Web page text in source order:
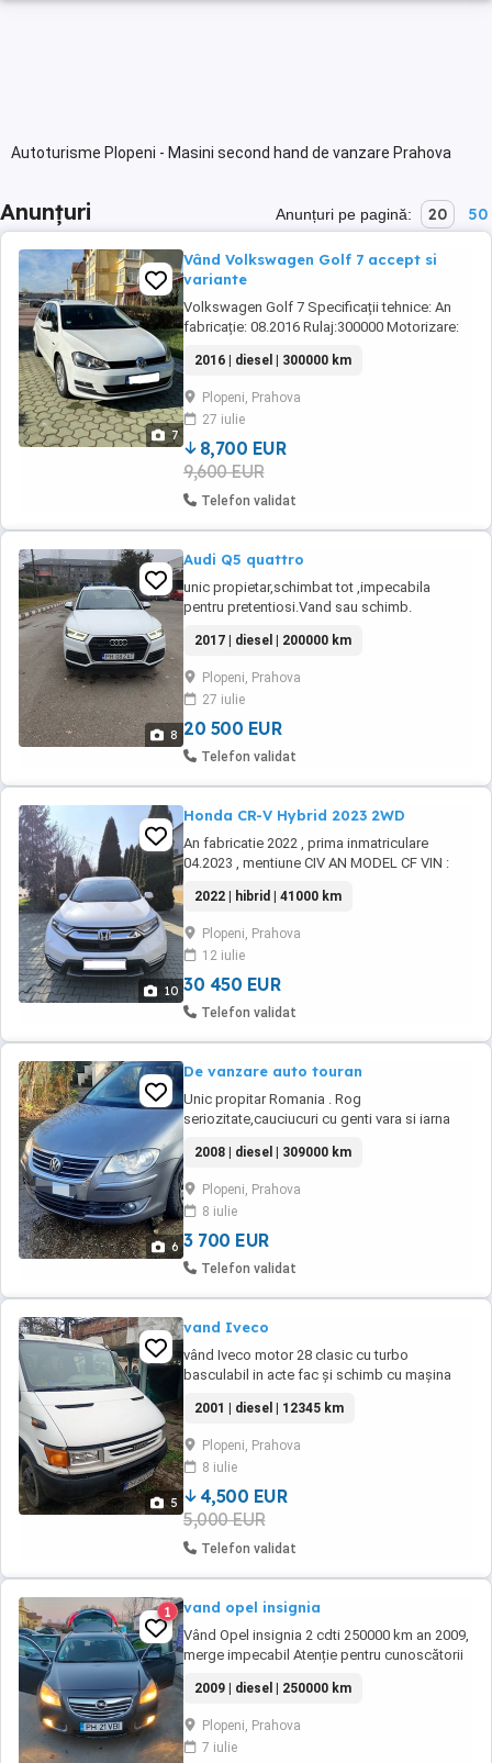
Autoturisme Plopeni - Masini second hand de vanzare Prahova
Anunțuri Anunțuri pe pagină: 20 50
7
Vând Volkswagen Golf 7 accept si
variante
Volkswagen Golf 7 Specificații tehnice: An
fabricație: 08.2016 Rulaj:300000 Motorizare:
poluare: EURO 6 Opțiuni principale: Încălzire în
scaune Geamuri electrice Navigatie Lumini de
zi Stopuri LED Climă pentru pasagerii din
spate Senzori parcare ...
2016 | diesel | 300000 km
Plopeni, Prahova
27 iulie
8,700 EUR
9,600 EUR
Telefon validat
8
Audi Q5 quattro
unic propietar,schimbat tot ,impecabila
pentru pretentiosi.Vand sau schimb.
2017 | diesel | 200000 km
Plopeni, Prahova
27 iulie
20 500 EUR
Telefon validat
10
Honda CR-V Hybrid 2023 2WD
An fabricatie 2022 , prima inmatriculare
04.2023 , mentiune CIV AN MODEL CF VIN :
producator pana in 2033 Istoric service Faruri
full LED Sistem de navigatie Garmin Pilot
automat adaptiv (Adaptive Cruise Control)
(LOW-SPEED FOLLOWING) Senzori de
parcare fata-spate ...
2022 | hibrid | 41000 km
Plopeni, Prahova
12 iulie
30 450 EUR
Telefon validat
6
De vanzare auto touran
Unic propitar Romania . Rog
seriozitate,cauciucuri cu genti vara si iarna
2008 | diesel | 309000 km
Plopeni, Prahova
8 iulie
3 700 EUR
Telefon validat
5
vand Iveco
vând Iveco motor 28 clasic cu turbo
basculabil in acte fac și schimb cu mașina
dumneavoastră
2001 | diesel | 12345 km
Plopeni, Prahova
8 iulie
4,500 EUR
5,000 EUR
Telefon validat
1 vand opel insignia
Vând Opel insignia 2 cdti 250000 km an 2009,
merge impecabil Atenție pentru cunoscătorii
întreținute. Discuri și plăcute noi 300 euro Kit
ambreiaj volanta + disc+placa +rulment
schimbat de 10000.km 800 euro Kit distribuție
schimbat de 15000 km 400 euro baterie ...
2009 | diesel | 250000 km
Plopeni, Prahova
7 iulie